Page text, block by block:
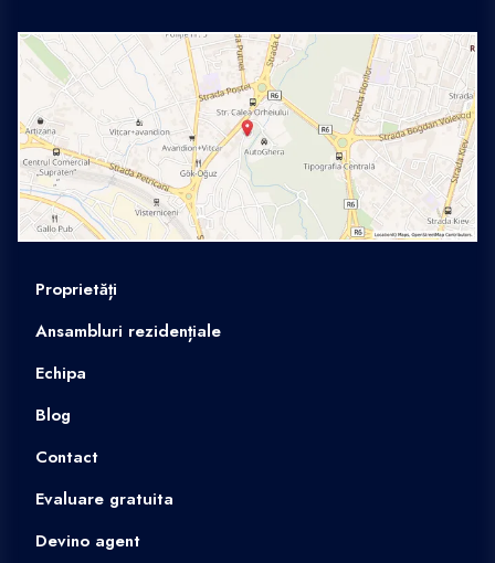
Proprietăți
Ansambluri rezidențiale
Echipa
Blog
Contact
Evaluare gratuita
Devino agent